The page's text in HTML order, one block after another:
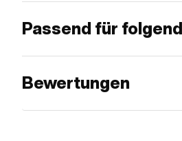
Passend für
Bewertungen